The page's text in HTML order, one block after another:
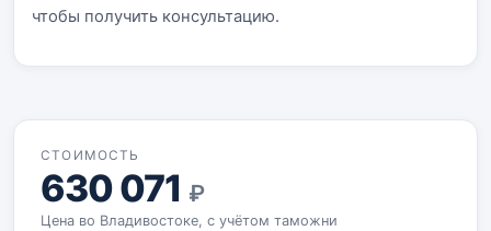
чтобы получить консультацию.
СТОИМОСТЬ
630 071 ₽
Цена во Владивостоке, с учётом таможни